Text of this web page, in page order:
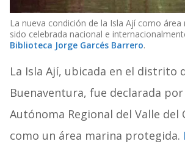
La nueva condición de la Isla Ají como
sido celebrada nacional e
Biblioteca Jorge Garcés Barrero.
La Isla Ají, ubicada en el distrito
Buenaventura, fue declarada
Autónoma Regional del Valle del
como un área marina protegida.